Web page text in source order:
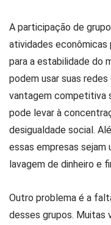
A participação de
atividades
para a estabilidade do
podem usar suas
vantagem competitiva
pode levar à
desigualdade social.
essas empresas sejam
lavagem de dinheiro e
Outro problema é a
desses grupos. Muitas